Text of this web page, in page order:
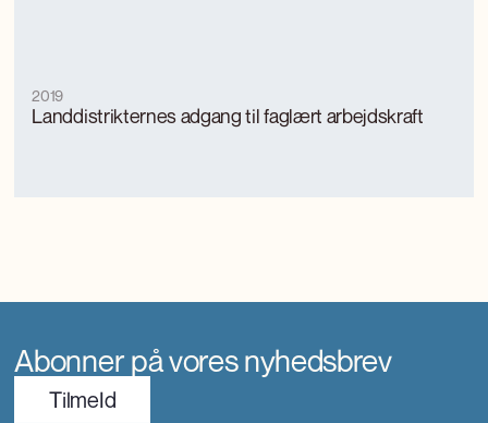
Landdistrikternes adgang til faglært arbejdskraft
2019
Abonner på vores nyhedsbrev
TilmeId